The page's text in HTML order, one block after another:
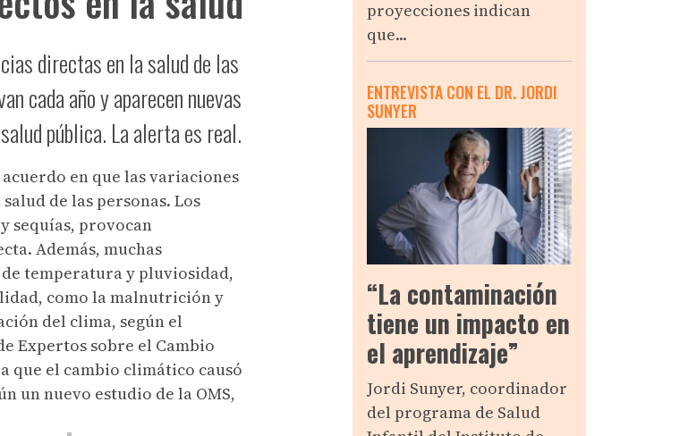
directas en la salud de las
cada año y aparecen nuevas
pública. La alerta es real.
en que las variaciones
de las personas. Los
sequías, provocan
Además, muchas
de temperatura y pluviosidad,
como la malnutrición y
del clima, según el
Expertos sobre el Cambio
que el cambio climático causó
un nuevo estudio de la OMS,
proyecciones indican
que...
ENTREVISTA CON EL DR. JORDI
SUNYER
“La contaminación
tiene un impacto en
el aprendizaje”
Jordi Sunyer, coordinador
del programa de Salud